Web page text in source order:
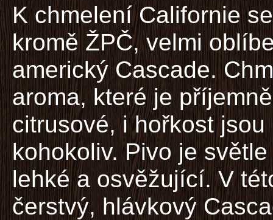
K chmelení Californie
kromě ŽPČ, velmi
americký Cascade.
aroma, které je příjemně
citrusové, i hořkost
kohokoliv. Pivo je
lehké a osvěžující. V
čerstvý, hlávkový